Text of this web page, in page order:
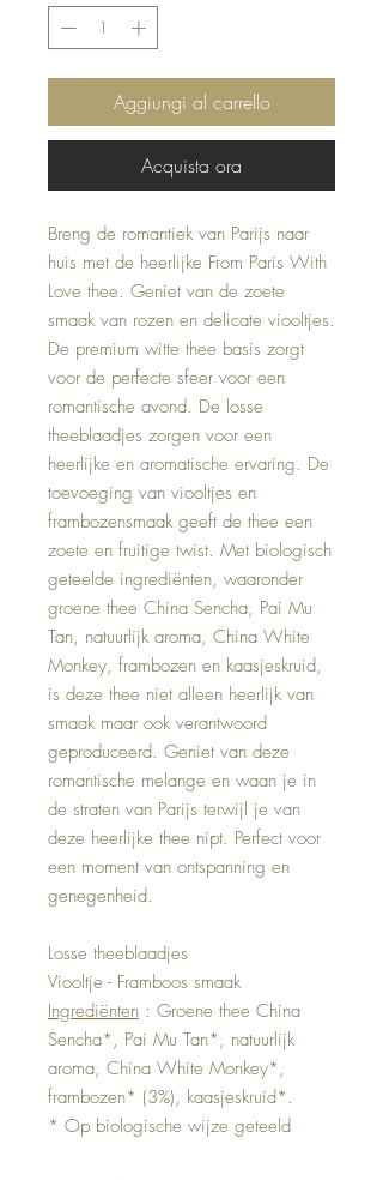
Aggiungi al carrello
Acquista ora
Breng de romantiek van Parijs naar
huis met de heerlijke From Paris With
Love thee. Geniet van de zoete
smaak van rozen en delicate viooltjes.
De premium witte thee basis zorgt
voor de perfecte sfeer voor een
romantische avond. De losse
theeblaadjes zorgen voor een
heerlijke en aromatische ervaring. De
toevoeging van viooltjes en
frambozensmaak geeft de thee een
zoete en fruitige twist. Met biologisch
geteelde ingrediënten, waaronder
groene thee China Sencha, Pai Mu
Tan, natuurlijk aroma, China White
Monkey, frambozen en kaasjeskruid,
is deze thee niet alleen heerlijk van
smaak maar ook verantwoord
geproduceerd. Geniet van deze
romantische melange en waan je in
de straten van Parijs terwijl je van
deze heerlijke thee nipt. Perfect voor
een moment van ontspanning en
genegenheid.
Losse theeblaadjes
Viooltje - Framboos smaak
Ingrediënten : Groene thee China
Sencha*, Pai Mu Tan*, natuurlijk
aroma, China White Monkey*,
frambozen* (3%), kaasjeskruid*.
* Op biologische wijze geteeld